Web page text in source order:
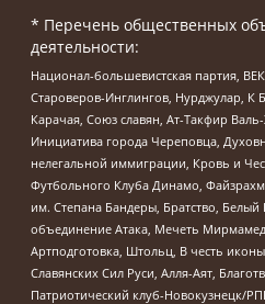
* Перечень общественных
деятельности:
Национал-большевистская партия,
Староверов-Инглингов, Нурджулар, К
Карачая, Союз славян, Ат-Такфир
Инициатива города Череповца,
нелегальной иммиграции, Кровь и
Футбольного Клуба Динамо,
им. Степана Бандеры, Братство,
объединение Атака, Мечеть
Артподготовка, Штольц, В честь
Славянских Сил Руси, Алля-Аят,
Патриотический клуб-Новокузнецк/